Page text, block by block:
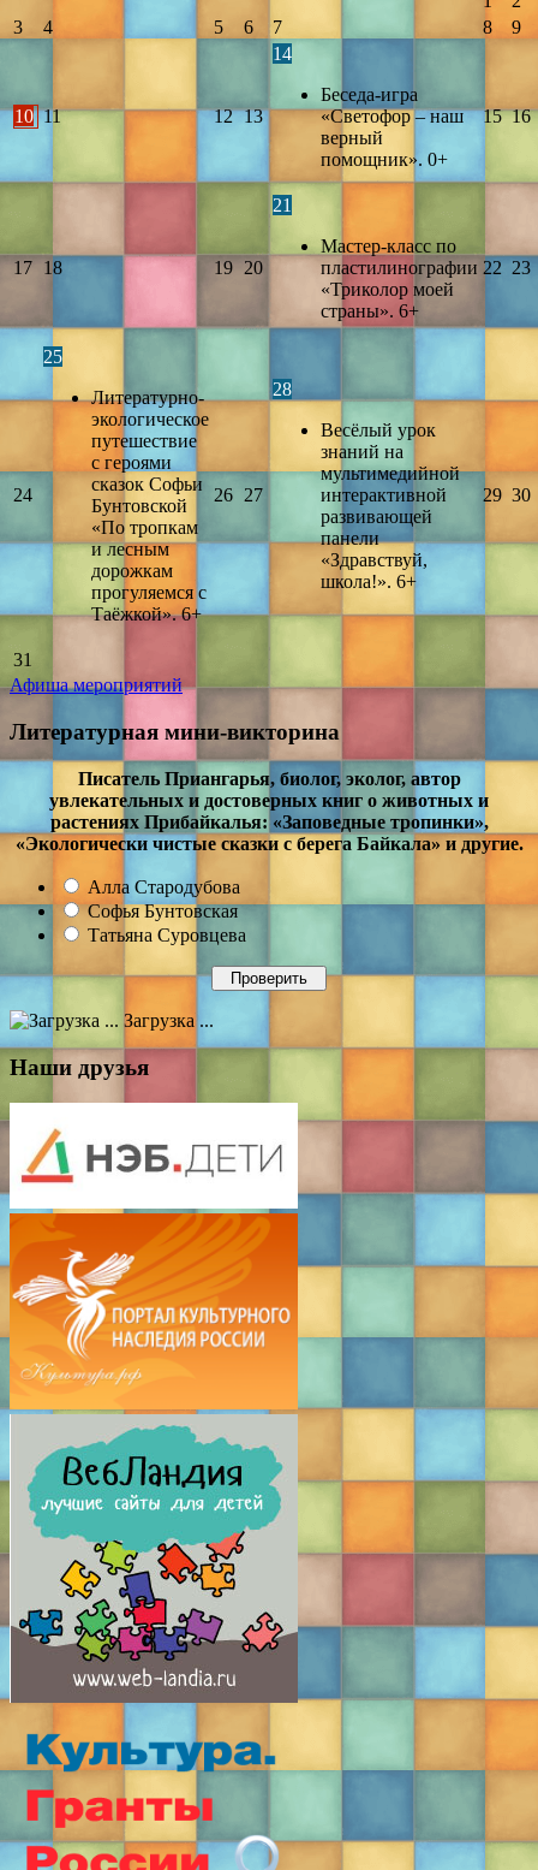
3
4 5 6 7 8 9
10 11 12 13
14
Беседа-игра
«Светофор – наш
верный
помощник». 0+
15 16
17 18 19 20
21
Мастер-класс по
пластилинографии
«Триколор моей
страны». 6+
22 23
24
25
Литературно-
экологическое
путешествие
с героями
сказок Софьи
Бунтовской
«По тропкам
и лесным
дорожкам
прогуляемся с
Таёжкой». 6+
26 27
28
Весёлый урок
знаний на
мультимедийной
интерактивной
развивающей
панели
«Здравствуй,
школа!». 6+
29 30
31
Афиша мероприятий
Литературная мини-викторина
Писатель Приангарья, биолог, эколог, автор
увлекательных и достоверных книг о животных и
растениях Прибайкалья: «Заповедные тропинки»,
«Экологически чистые сказки с берега Байкала» и другие.
Алла Стародубова
Софья Бунтовская
Татьяна Суровцева
Загрузка ...
Наши друзья